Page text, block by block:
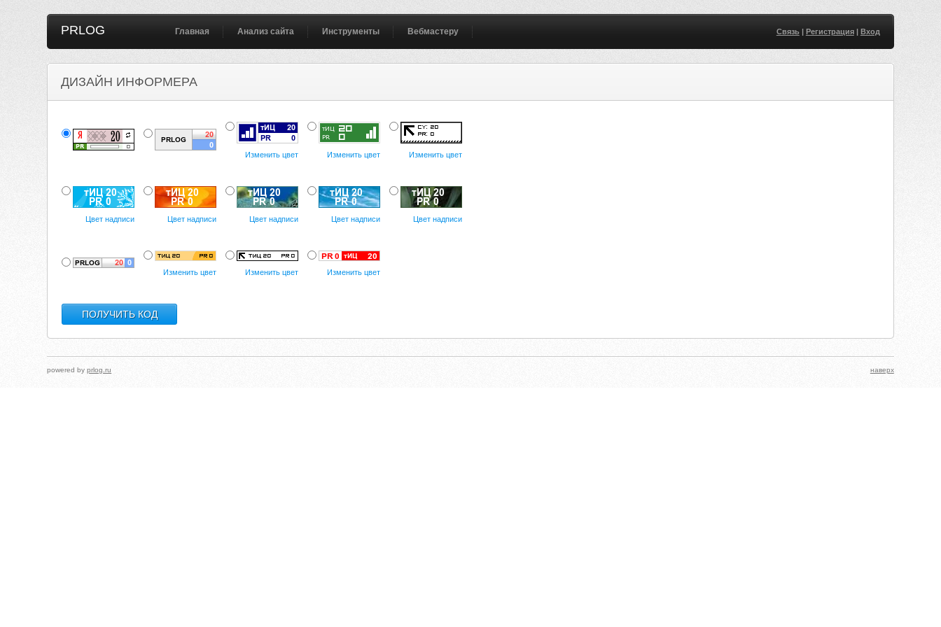
PRLOG Главная Анализ сайта Инструменты Вебмастеру Связь| Регистрация| Вход
ДИЗАЙН ИНФОРМЕРА
Изменить цвет Изменить цвет Изменить цвет
Цвет надписи Цвет надписи Цвет надписи Цвет надписи Цвет надписи
Изменить цвет Изменить цвет Изменить цвет
powered byprlog.ru наверх